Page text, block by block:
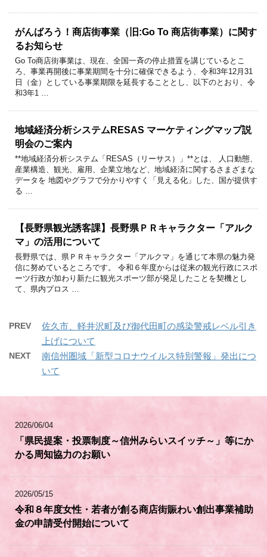
がんばろう！商店街事業（旧:Go To 商店街事業）に関す
るお知らせ
Go To商店街事業は、現在、全国一斉の停止措置を講じているとこ
ろ、事業再開後に事業期間を十分に確保できるよう、令和3年12月31
日（金）としている事業期限を延長することとし、以下のとおり、令
和3年1 …
地域経済分析システムRESAS マーケティングマップ説
明会のご案内
**地域経済分析システム「RESAS（リーサス）」**とは、 人口動態、
産業構造、観光、雇用、企業立地など、地域経済に関するさまざまな
データを 地図やグラフで分かりやすく「見える化」した、国が提供す
る …
【長野県観光誘客課】長野県ＰＲキャラクター「アルク
マ」の活用について
長野県では、県ＰＲキャラクター「アルクマ」を通じて本県の魅力発
信に努めているところです。 令和６年度からは従来の観光行政にスポ
ーツ行政が加わり新たに観光スポーツ部が発足したことを契機とし
て、県内プロス …
PREV
佐久市、軽井沢町及び御代田町の感染警戒レベル引き
上げについて
NEXT
南信州圏域「新型コロナウイルス特別警報」発出につ
いて
2026/06/04
「県民提案・投票制度～信州みらいスイッチ～」等にか
かる周知協力のお願い
2026/05/15
令和８年度女性・若者が創る商店街賑わい創出事業補助
金の申請受付開始について